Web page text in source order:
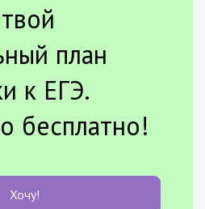
план
к ЕГЭ.
бесплатно!
Хочу!